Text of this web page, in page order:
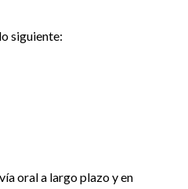
siguiente:
oral a largo plazo y en